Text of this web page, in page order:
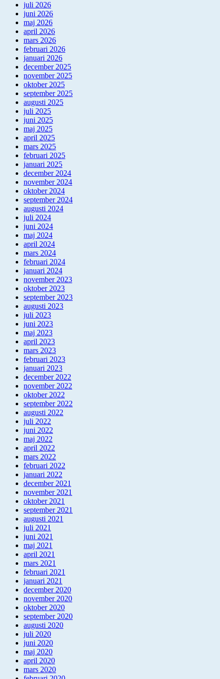
juli 2026
juni 2026
maj 2026
april 2026
mars 2026
februari 2026
januari 2026
december 2025
november 2025
oktober 2025
september 2025
augusti 2025
juli 2025
juni 2025
maj 2025
april 2025
mars 2025
februari 2025
januari 2025
december 2024
november 2024
oktober 2024
september 2024
augusti 2024
juli 2024
juni 2024
maj 2024
april 2024
mars 2024
februari 2024
januari 2024
november 2023
oktober 2023
september 2023
augusti 2023
juli 2023
juni 2023
maj 2023
april 2023
mars 2023
februari 2023
januari 2023
december 2022
november 2022
oktober 2022
september 2022
augusti 2022
juli 2022
juni 2022
maj 2022
april 2022
mars 2022
februari 2022
januari 2022
december 2021
november 2021
oktober 2021
september 2021
augusti 2021
juli 2021
juni 2021
maj 2021
april 2021
mars 2021
februari 2021
januari 2021
december 2020
november 2020
oktober 2020
september 2020
augusti 2020
juli 2020
juni 2020
maj 2020
april 2020
mars 2020